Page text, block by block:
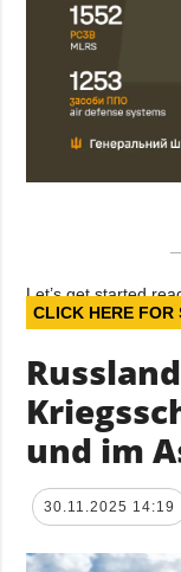
Let’s get started
CLICK HERE FOR
und im
30.11.2025 14:19